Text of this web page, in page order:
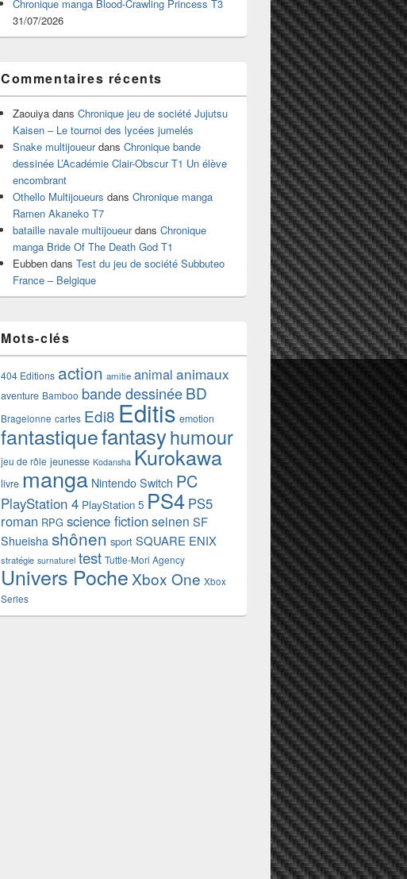
Chronique manga Blood-Crawling Princess T3
31/07/2026
Commentaires récents
Zaouiya dans Chronique jeu de société Jujutsu
Kaisen – Le tournoi des lycées jumelés
Snake multijoueurdans Chronique bande
dessinée L’Académie Clair-Obscur T1 Un élève
encombrant
Othello Multijoueurs dans Chronique manga
Ramen Akaneko T7
bataille navale multijoueurdans Chronique
manga Bride Of The Death God T1
Eubben dans Test du jeu de société Subbuteo
France – Belgique
Mots-clés
404 Editions action amitie animal animaux
aventure Bamboo bande dessinéeBD
Bragelonne cartes Edi8 Editis emotion
fantastiquefantasyhumour
jeu de rôle jeunesse Kodansha Kurokawa
livre manga Nintendo Switch PC
PlayStation 4 PlayStation 5 PS4 PS5
roman RPG science fictionseinen SF
Shueisha shônen sport SQUARE ENIX
stratégie surnaturel test Tuttle-Mori Agency
Univers Poche Xbox One Xbox
Series